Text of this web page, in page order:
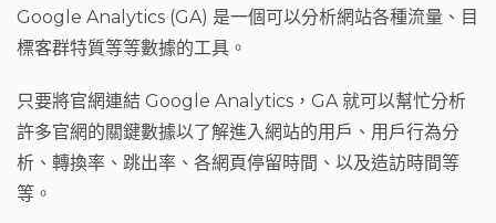
Google Analytics (GA) 是一個可以分析網站各種流量、目
標客群特質等等數據的工具。
只要將官網連結 Google Analytics，GA 就可以幫忙分析
許多官網的關鍵數據以了解進入網站的用戶、用戶行為分
析、轉換率、跳出率、各網頁停留時間、以及造訪時間等
等。